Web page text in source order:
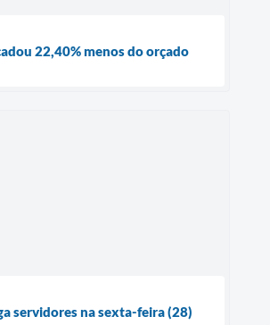
22,40% menos do orçado
servidores na sexta-feira (28)